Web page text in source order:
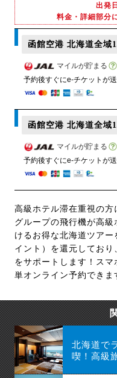
出発
料金・詳細部分
函館空港 北海道全域
マイルが貯まる
予約後すぐにe-チケットが
函館空港 北海道全域
マイルが貯まる
予約後すぐにe-チケットが
高級ホテル滞在重視の
グループの飛行機が高
けるお得な北海道ツア
イント）を還元してお
をサポートします！スマ
単オンライン予約できま
北海道で
喫！高級